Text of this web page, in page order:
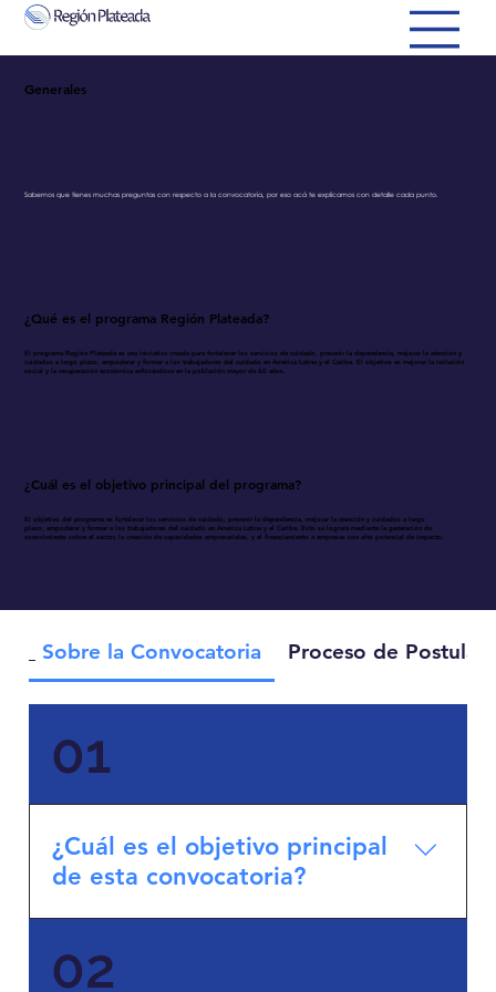
Generales
¿Qué es el programa Región Plateada?
El programa Región Plateada es una iniciativa creada para fortalecer los servicios de cuidado, prevenir la dependencia, mejorar la atención y
cuidados a largo plazo, empoderar y formar a los trabajadores del cuidado en América Latina y el Caribe. El objetivo es mejorar la inclusión
social y la recuperación económica enfocándose en la población mayor de 60 años.
¿Cuál es el objetivo principal del programa?
El objetivo del programa esfortalecer los servicios de cuidado, prevenir la dependencia, mejorar la atención y cuidados a largo
plazo, empoderar y formar a los trabajadores del cuidado en América Latina y el Caribe. Esto se logrará mediante la generación de
conocimiento sobre el sector, la creación de capacidades empresariales, y el financiamiento a empresas con alto potencial de impacto.
Sabemos que tienes muchas preguntas con respecto a la convocatoria, por eso acá te explicamos con detalle cada punto.
Sobre la Convocatoria Proceso de
01
¿Cuál es el objetivo principal
de esta convocatoria?
de impacto para: Caracterizar el ecosistema
02